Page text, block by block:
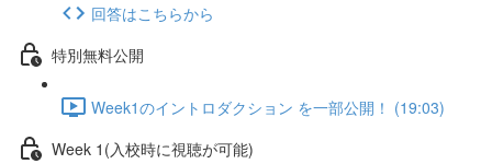
回答はこちらから
特別無料公開
Week1のイントロダクション を一部公開！ (19:03)
Week 1(入校時に視聴が可能)